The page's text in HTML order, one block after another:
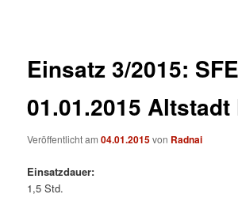
Einsatz 3/2015:
01.01.2015 Altstadt
Veröffentlicht am04.01.2015von Radnai
Einsatzdauer:
1,5 Std.